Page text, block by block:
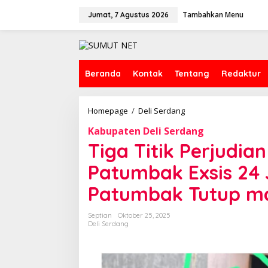
Jumat, 7 Agustus 2026 Tambahkan Menu
Beranda Kontak Tentang Redaktur
Homepage / Deli Serdang
g
a
T
u
d
Kabupaten Deli Serdang
Tiga Titik
Patumbak Exsis
Patumbak Tutup
Septian
Oktober 25, 2025
Deli Serdang